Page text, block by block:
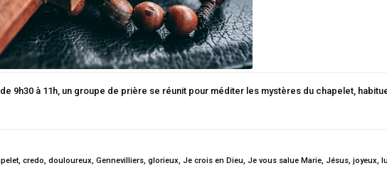
9h30 à 11h, un groupe de prière se réunit pour méditer les mystères du chapelet,
, credo, douloureux, Gennevilliers, glorieux, Je crois en Dieu, Je vous salue Marie, Jésus, joyeux,